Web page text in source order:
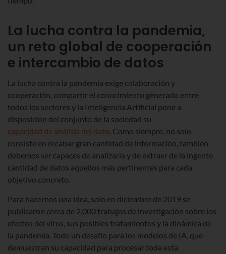
La lucha contra la pandemia,
un reto global de cooperación
e intercambio de datos
La lucha contra la pandemia exige colaboración y
cooperación, compartir el conocimiento generado entre
todos los sectores y la Inteligencia Artificial pone a
disposición del conjunto de la sociedad su
capacidad de análisis del dato. Como siempre, no solo
consiste en recabar gran cantidad de información, también
debemos ser capaces de analizarla y de extraer de la ingente
cantidad de datos aquellos más pertinentes para cada
objetivo concreto.
Para hacernos una idea, solo en diciembre de 2019 se
publicaron cerca de 2.000 trabajos de investigación sobre los
efectos del virus, sus posibles tratamientos y la dinámica de
la pandemia. Todo un desafío para los modelos de IA, que
demuestran su capacidad para procesar toda esta